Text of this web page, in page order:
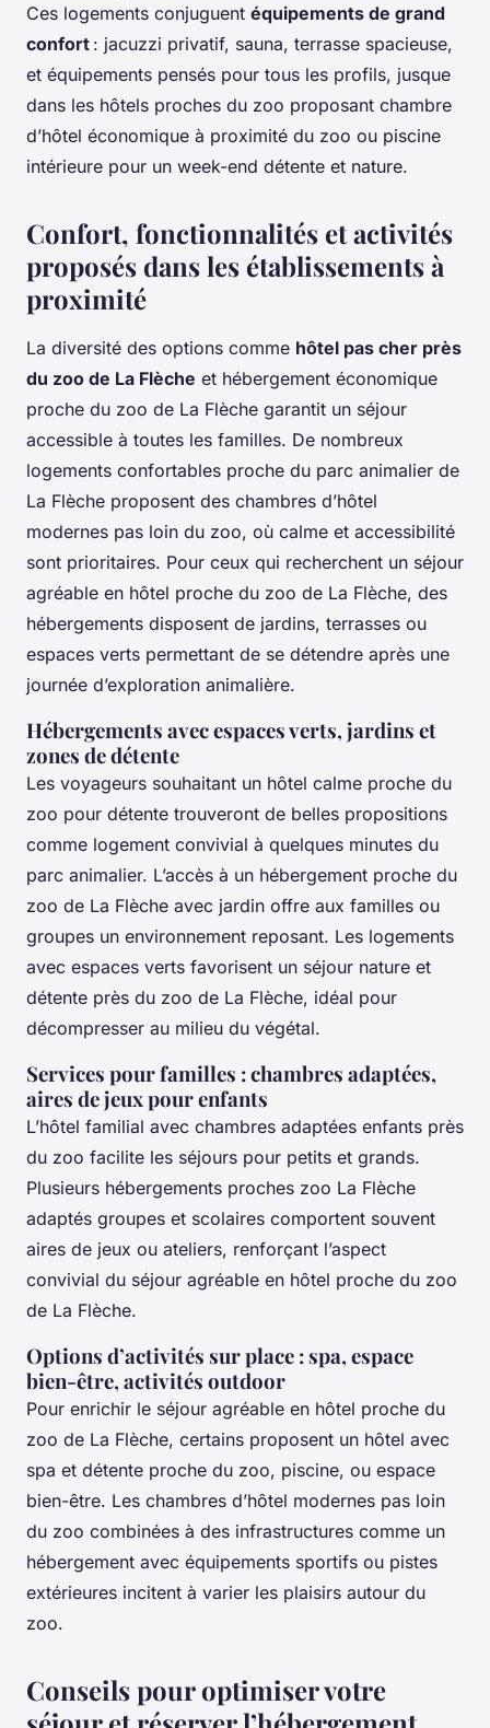
Ces logements conjuguent équipements de grand
confort : jacuzzi privatif, sauna, terrasse spacieuse,
et équipements pensés pour tous les profils, jusque
dans les hôtels proches du zoo proposant chambre
d’hôtel économique à proximité du zoo ou piscine
intérieure pour un week-end détente et nature.
Confort, fonctionnalités et activités
proposés dans les établissements à
proximité
La diversité des options comme hôtel pas cher près
du zoo de La Flèche et hébergement économique
proche du zoo de La Flèche garantit un séjour
accessible à toutes les familles. De nombreux
logements confortables proche du parc animalier de
La Flèche proposent des chambres d’hôtel
modernes pas loin du zoo, où calme et accessibilité
sont prioritaires. Pour ceux qui recherchent un séjour
agréable en hôtel proche du zoo de La Flèche, des
hébergements disposent de jardins, terrasses ou
espaces verts permettant de se détendre après une
journée d’exploration animalière.
Hébergements avec espaces verts, jardins et
zones de détente
Les voyageurs souhaitant un hôtel calme proche du
zoo pour détente trouveront de belles propositions
comme logement convivial à quelques minutes du
parc animalier. L’accès à un hébergement proche du
zoo de La Flèche avec jardin offre aux familles ou
groupes un environnement reposant. Les logements
avec espaces verts favorisent un séjour nature et
détente près du zoo de La Flèche, idéal pour
décompresser au milieu du végétal.
Services pour familles : chambres adaptées,
aires de jeux pour enfants
L’hôtel familial avec chambres adaptées enfants près
du zoo facilite les séjours pour petits et grands.
Plusieurs hébergements proches zoo La Flèche
adaptés groupes et scolaires comportent souvent
aires de jeux ou ateliers, renforçant l’aspect
convivial du séjour agréable en hôtel proche du zoo
de La Flèche.
Options d’activités sur place : spa, espace
bien-être, activités outdoor
Pour enrichir le séjour agréable en hôtel proche du
zoo de La Flèche, certains proposent un hôtel avec
spa et détente proche du zoo, piscine, ou espace
bien-être. Les chambres d’hôtel modernes pas loin
du zoo combinées à des infrastructures comme un
hébergement avec équipements sportifs ou pistes
extérieures incitent à varier les plaisirs autour du
zoo.
Conseils pour optimiser votre